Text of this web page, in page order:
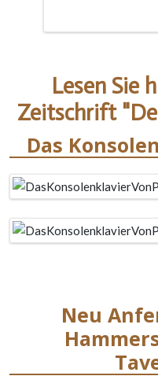
Lesen Sie
Zeitschrift
Das
Neu